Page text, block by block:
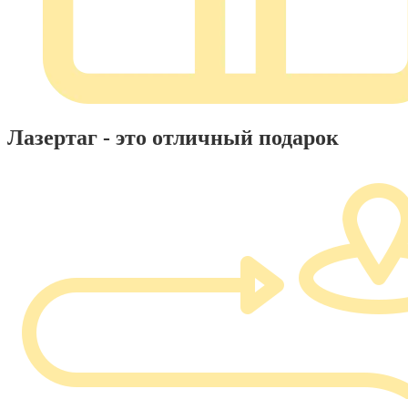
Лазертаг - это отличный подарок